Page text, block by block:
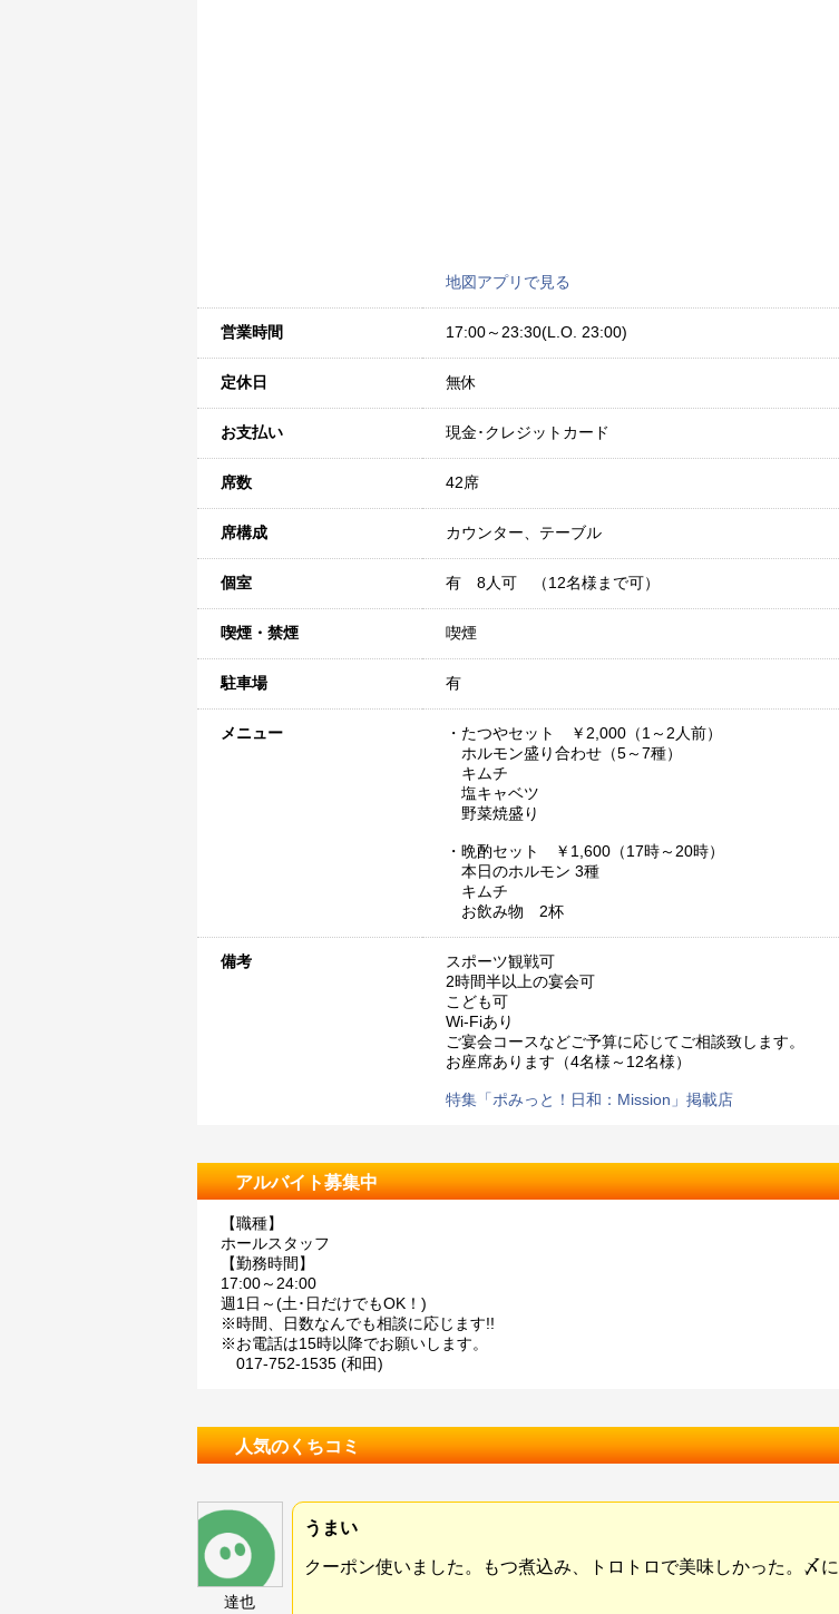
地図アプリで見る
営業時間 17:00～23:30(L.O. 23:00)
定休日 無休
お支払い 現金･クレジットカード
席数 42席
席構成 カウンター、テーブル
個室 有 8人可 （12名様まで可）
喫煙・禁煙 喫煙
駐車場 有
メニュー
・たつやセット ￥2,000（1～2人前）
ホルモン盛り合わせ（5～7種）
キムチ
塩キャベツ
野菜焼盛り
・晩酌セット ￥1,600（17時～20時）
本日のホルモン 3種
キムチ
お飲み物 2杯
備考
スポーツ観戦可
2時間半以上の宴会可
こども可
Wi-Fiあり
ご宴会コースなどご予算に応じてご相談致します。
お座席あります（4名様～12名様）
特集「ポみっと！日和：Mission」掲載店
アルバイト募集中
【職種】
ホールスタッフ
【勤務時間】
17:00～24:00
週1日～(土･日だけでもOK！)
※時間、日数なんでも相談に応じます!!
※お電話は15時以降でお願いします。
017-752-1535 (和田)
人気のくちコミ
達也
うまい
クーポン使いました。もつ煮込み、トロトロで美味しかった。〆に